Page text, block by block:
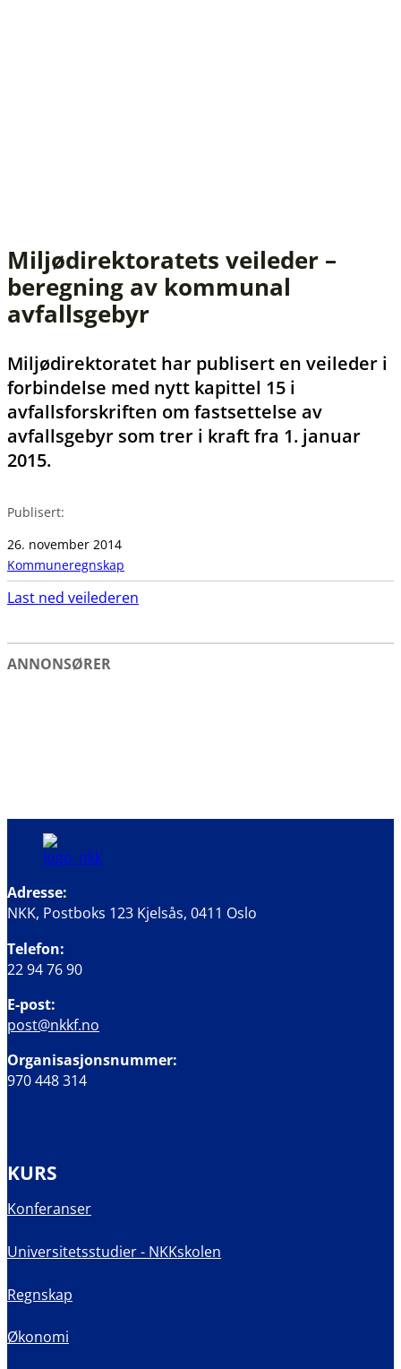
Miljødirektoratets veileder –
beregning av kommunal
avfallsgebyr
Miljødirektoratet har publisert en veileder i
forbindelse med nytt kapittel 15 i
avfallsforskriften om fastsettelse av
avfallsgebyr som trer i kraft fra 1. januar
2015.
Publisert:
26. november 2014
Kommuneregnskap
Last ned veilederen
ANNONSØRER
Adresse:
NKK, Postboks 123 Kjelsås, 0411 Oslo
Telefon:
22 94 76 90
E-post:
post@nkkf.no
Organisasjonsnummer:
970 448 314
KURS
Konferanser
Universitetsstudier - NKKskolen
Regnskap
Økonomi